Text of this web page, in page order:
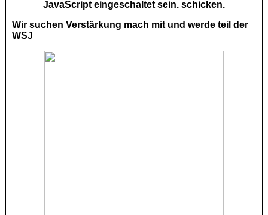
JavaScript eingeschaltet sein. schicken.
Wir suchen Verstärkung mach mit und werde teil der
WSJ